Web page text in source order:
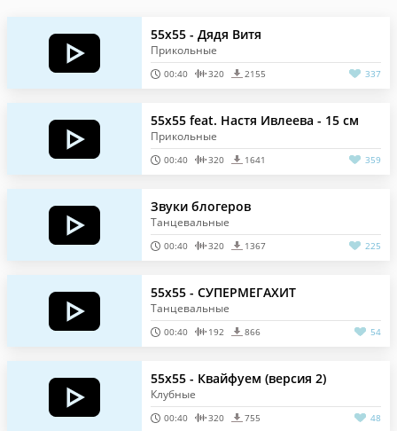
55x55 - Дядя Витя
Прикольные
00:40 320 2155 337
55x55 feat. Настя Ивлеева - 15 см
Прикольные
00:40 320 1641 359
Звуки блогеров
Танцевальные
00:40 320 1367 225
55x55 - СУПЕРМЕГАХИТ
Танцевальные
00:40 192 866 54
55x55 - Квайфуем (версия 2)
Клубные
00:40 320 755 48